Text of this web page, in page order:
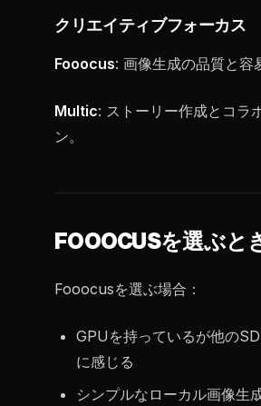
クリエイティブフォーカス
Fooocus: 画像生成の品質と容
Multic: ストーリー作成とコラ
ン。
FOOOCUSを選ぶと
Fooocusを選ぶ場合：
GPUを持っているが他の
に感じる
シンプルなローカル画像生